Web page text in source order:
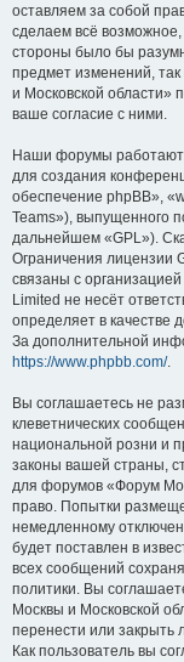
оставляем за собой
сделаем всё
стороны было бы
предмет изменений,
и Московской области»
ваше согласие с ними.
Наши форумы работают
для создания
обеспечение phpBB»,
Teams»), выпущенного
дальнейшем «GPL»).
Ограничения лицензии
связаны с
Limited не несёт
определяет в качестве
За дополнительной
https://www.phpbb.com/.
Вы соглашаетесь не
клеветнических
национальной розни и
законы вашей страны,
для форумов «Форум
право. Попытки
немедленному
будет поставлен в
всех сообщений
политики. Вы
Москвы и Московской
перенести или
Как пользователь вы